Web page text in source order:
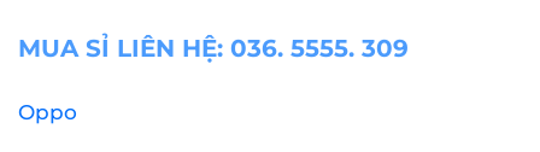
MUA SỈ LIÊN HỆ: 036. 5555. 309
Oppo